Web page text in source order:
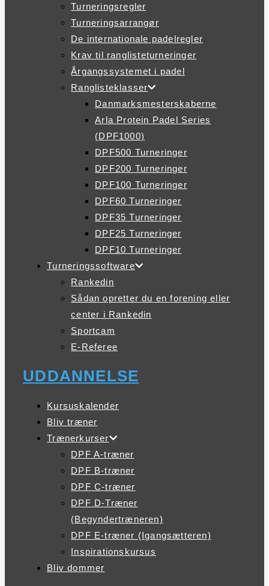
Turneringsregler
Turneringsarrangør
De internationale padelregler
Krav til ranglisteturneringer
Årgangssystemet i padel
Ranglisteklasser
Danmarksmesterskaberne
Arla Protein Padel Series
(DPF1000)
DPF500 Turneringer
DPF200 Turneringer
DPF100 Turneringer
DPF60 Turneringer
DPF35 Turneringer
DPF25 Turneringer
DPF10 Turneringer
Turneringssoftware
Rankedin
Sådan opretter du en forening eller
center i Rankedin
Sportcam
E-Referee
UDDANNELSE
Kursuskalender
Bliv træner
Trænerkurser
DPF A-træner
DPF B-træner
DPF C-træner
DPF D-Træner
(Begyndertræneren)
DPF E-træner (Igangsætteren)
Inspirationskursus
Bliv dommer